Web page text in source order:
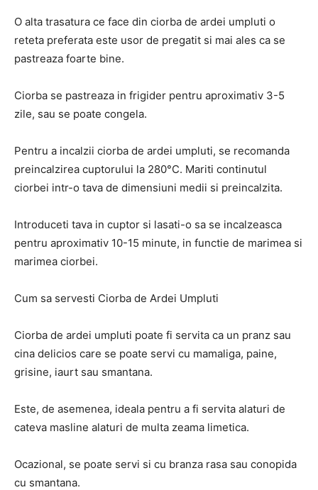
O alta trasatura ce face din ciorba de ardei umpluti o
reteta preferata este usor de pregatit si mai ales ca se
pastreaza foarte bine.
Ciorba se pastreaza in frigider pentru aproximativ 3-5
zile, sau se poate congela.
Pentru a incalzii ciorba de ardei umpluti, se recomanda
preincalzirea cuptorului la 280°C. Mariti continutul
ciorbei intr-o tava de dimensiuni medii si preincalzita.
Introduceti tava in cuptor si lasati-o sa se incalzeasca
pentru aproximativ 10-15 minute, in functie de marimea si
marimea ciorbei.
Cum sa servesti Ciorba de Ardei Umpluti
Ciorba de ardei umpluti poate fi servita ca un pranz sau
cina delicios care se poate servi cu mamaliga, paine,
grisine, iaurt sau smantana.
Este, de asemenea, ideala pentru a fi servita alaturi de
cateva masline alaturi de multa zeama limetica.
Ocazional, se poate servi si cu branza rasa sau conopida
cu smantana.